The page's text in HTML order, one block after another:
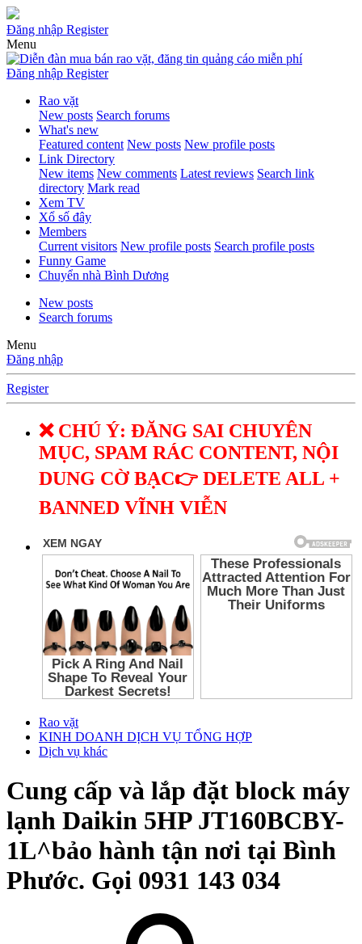
Đăng nhập Register
Menu
Đăng nhập Register
Rao vặt
New posts Search forums
What's new
Featured content New posts New profile posts
Link Directory
New items New comments Latest reviews Search link
directory Mark read
Xem TV
Xổ số đây
Members
Current visitors New profile posts Search profile posts
Funny Game
Chuyển nhà Bình Dương
New posts
Search forums
Menu
Đăng nhập
Register
❌ CHÚ Ý: ĐĂNG SAI CHUYÊN
MỤC, SPAM RÁC CONTENT, NỘI
DUNG CỜ BẠC👉 DELETE ALL +
BANNED VĨNH VIỄN
Rao vặt
KINH DOANH DỊCH VỤ TỔNG HỢP
Dịch vụ khác
Cung cấp và lắp đặt block máy
lạnh Daikin 5HP JT160BCBY-
1L^bảo hành tận nơi tại Bình
Phước. Gọi 0931 143 034